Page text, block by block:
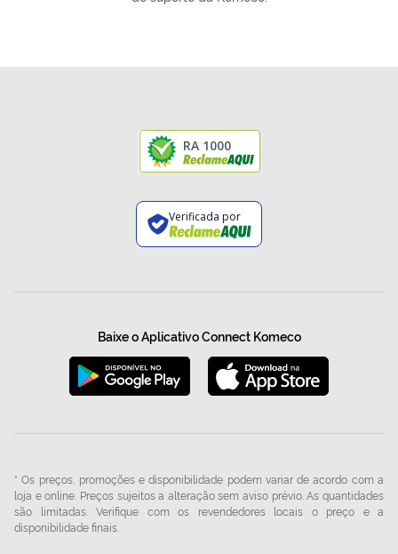
RA 1000
Verificada por
Baixe o Aplicativo Connect Komeco
* Os preços, promoções e disponibilidade podem variar de acordo com a
loja e online. Preços sujeitos a alteração sem aviso prévio. As quantidades
são limitadas. Verifique com os revendedores locais o preço e a
disponibilidade finais.